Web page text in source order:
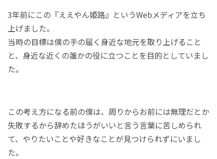
3年前にこの『ええやん姫路』というWebメディアを立ち
上げました。
当時の目標は僕の手の届く身近な地元を取り上げること
と、身近な近くの誰かの役に立つことを目的としていまし
た。
この考え方になる前の僕は、周りからお前には無理だとか
失敗するから辞めたほうがいいと言う言葉に苦しめられ
て、やりたいことや好きなことが見つけられずにいまし
た。